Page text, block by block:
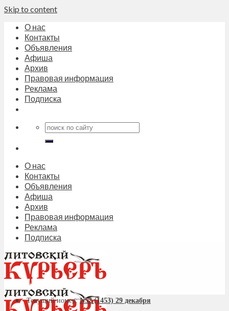
Skip to content
О нас
Контакты
Объявления
Афиша
Архив
Правовая информация
Реклама
Подписка
О нас
Контакты
Объявления
Афиша
Архив
Правовая информация
Реклама
Подписка
Текущий номер:N52 (1453) 29 декабря